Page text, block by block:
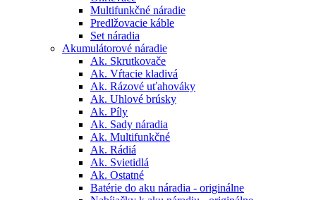
Multifunkčné náradie
Predlžovacie káble
Set náradia
Akumulátorové náradie
Ak. Skrutkovače
Ak. Vŕtacie kladivá
Ak. Rázové uťahováky
Ak. Uhlové brúsky
Ak. Píly
Ak. Sady náradia
Ak. Multifunkčné
Ak. Rádiá
Ak. Svietidlá
Ak. Ostatné
Batérie do aku náradia - originálne